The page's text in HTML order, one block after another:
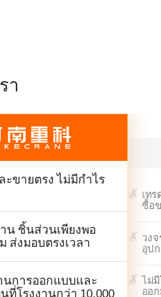
า
ะขายตรง ไม่มีกำไร
น ชิ้นส่วนเพียงพอ
ส่งมอบตรงเวลา
การออกแบบและ
ที่โรงงานกว่า 10,000
เท
ซื้อ
วง
อุป
ไม่
ออ